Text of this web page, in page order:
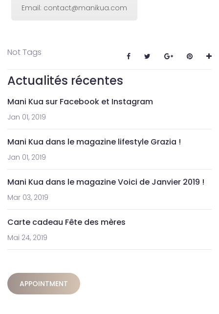
Email: contact@manikua.com
Not Tags
Actualités récentes
Mani Kua sur Facebook et Instagram
Jan 01, 2019
Mani Kua dans le magazine lifestyle Grazia !
Jan 01, 2019
Mani Kua dans le magazine Voici de Janvier 2019 !
Mar 03, 2019
Carte cadeau Fête des mères
Mai 24, 2019
APPOINTMENT